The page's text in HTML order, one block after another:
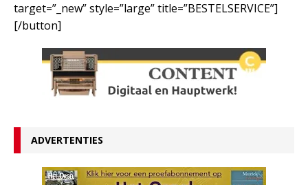
target=”_new” style=”large” title=”BESTELSERVICE”]
[/button]
ADVERTENTIES